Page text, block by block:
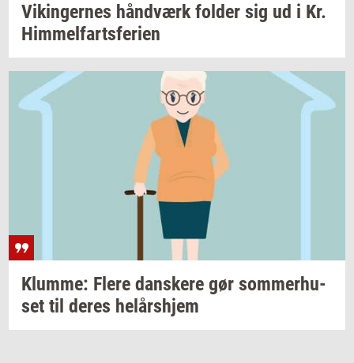
Vikin­ger­nes hånd­værk fol­der sig ud i Kr.
Him­mel­fart­s­fe­ri­en
Klum­me: Flere dan­ske­re gør som­mer­hu­
set til deres helårs­hjem